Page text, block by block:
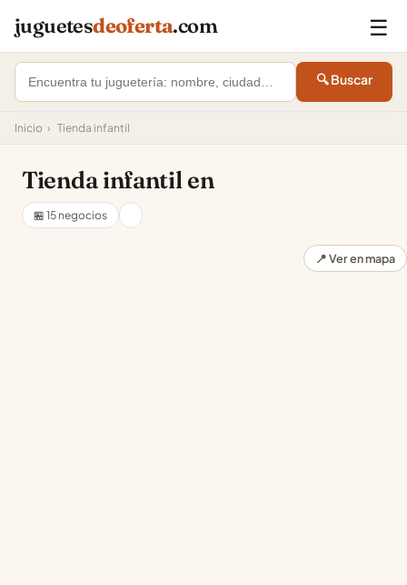
juguetesdeoferta.com ☰
🔍 Buscar
Inicio › Tienda infantil
Tienda infantil en
🏪 15 negocios
📍 Ver en mapa